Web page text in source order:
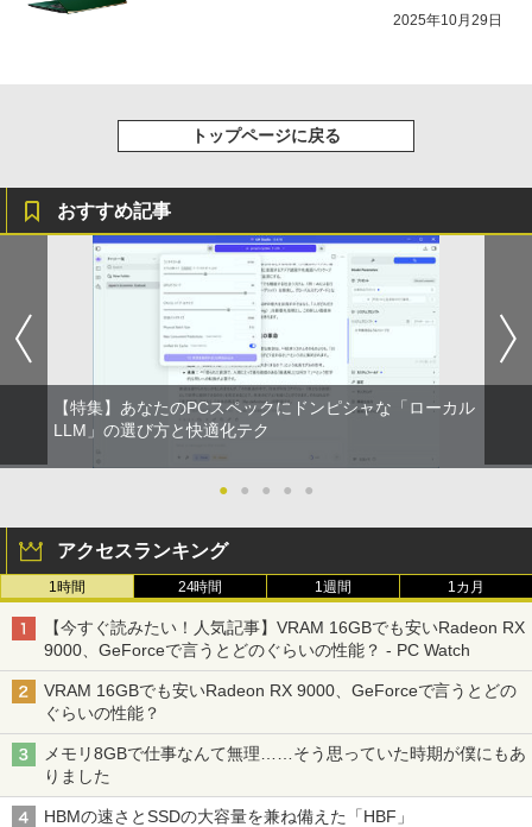
2025年10月29日
トップページに戻る
おすすめ記事
【特集】あなたのPCスペックにドンピシャな「ローカル
LLM」の選び方と快適化テク
● ● ● ● ●
アクセスランキング
1時間 24時間 1週間 1カ月
【今すぐ読みたい！人気記事】VRAM 16GBでも安いRadeon RX
9000、GeForceで言うとどのぐらいの性能？ - PC Watch
VRAM 16GBでも安いRadeon RX 9000、GeForceで言うとどの
ぐらいの性能？
メモリ8GBで仕事なんて無理……そう思っていた時期が僕にもあ
りました
HBMの速さとSSDの大容量を兼ね備えた「HBF」